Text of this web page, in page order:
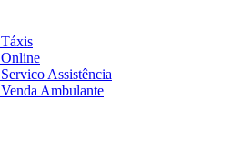
Assistência
Ambulante